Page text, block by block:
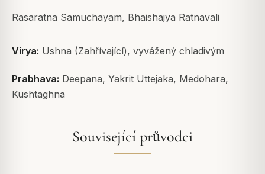
Rasaratna Samuchayam, Bhaishajya Ratnavali
Virya: Ushna (Zahřívající), vyvážený chladivým
Prabhava: Deepana, Yakrit Uttejaka, Medohara,
Kushtaghna
Související průvodci